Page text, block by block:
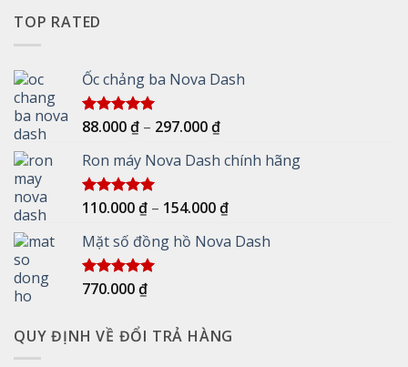
TOP RATED
Ốc chảng ba Nova Dash
Được xếp
5.00
5 sao
88.000₫ – 297.000₫Khoảng
từ
đến
297.000 ₫
Ron máy Nova Dash chính hãng
Được xếp
5.00
5 sao
110.000₫ – 154.000₫Khoảng
từ
Mặt số đồng hồ Nova Dash
Được xếp
5.00
770.000₫
QUY ĐỊNH VỀ ĐỔI TRẢ HÀNG